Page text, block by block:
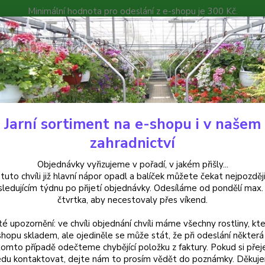
Minimální hodnota pro odeslání z e-shopu je 300 Kč.
můžete čekat nejpozději v následujícím týdnu po přijetí
Poradna Kontakty
Hledat
Pelargonie Pelargonie peltatum Fragnanus Variegatu - Muškát s vůní
peltatum Fragnanus
- cena za kus v 3-kusovém
na
Jarní sortiment na e-shopu i v našem
zahradnictví
Objednávky vyřizujeme v pořadí, v jakém přišly...
chvíli již hlavní nápor opadl a balíček můžete čekat
týdnu po přijetí objednávky. Odesíláme od pondělí
čtvrtka, aby necestovaly přes víkend.
upozornění: ve chvíli objednání chvíli máme všechny rostliny,
skladem, ale ojediněle se může stát, že při odeslání některá
případě odečteme chybějící položku z faktury. Pokud si
kontaktovat, dejte nám to prosím vědět do poznámky.